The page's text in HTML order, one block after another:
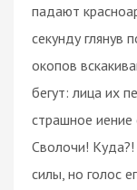
падают
секунду глянув
окопов
бегут: лица их
страшное иение
Сволочи! Куда?!
силы, но голос